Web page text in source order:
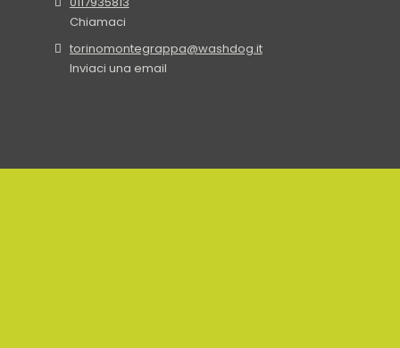
Chiamaci
torinomontegrappa@washdog.it
Inviaci una email